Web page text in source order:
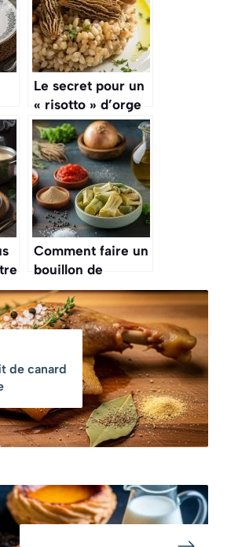
Le secret pour un
« risotto » d’orge
perlé, une
alternative saine
et originale au riz
classique
Comment faire un
bouillon de
légumes maison ?
de canard